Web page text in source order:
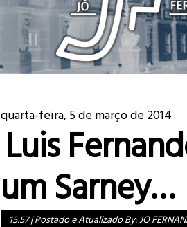
quarta-feira, 5 de março de 2014
Luis
um Sarney…
15:57|Postado e Atualizado By:JO